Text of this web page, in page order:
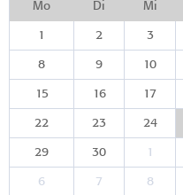
Mo Di Mi
1 2 3
8 9 10
15 16 17
22 23 24
29 30 1
6 7 8